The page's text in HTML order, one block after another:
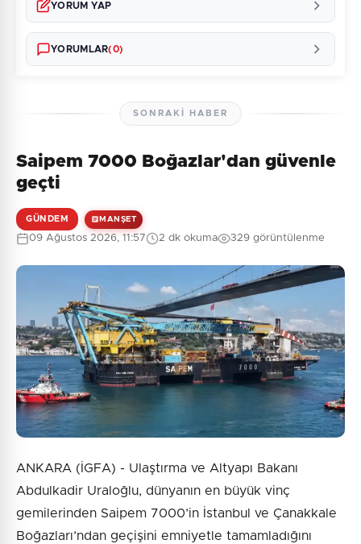
YORUM YAP
1 + 6 = ?
Gönder
YORUMLAR(0)
Henüz yorum yapılmamış. İlk yorumu siz yapın!
SONRAKI HABER
Saipem 7000 Boğazlar'dan güvenle
geçti
GÜNDEM MANŞET
09 Ağustos 2026, 11:57 2 dk okuma 329 görüntülenme
ANKARA (İGFA) - Ulaştırma ve Altyapı Bakanı
Abdulkadir Uraloğlu, dünyanın en büyük vinç
gemilerinden Saipem 7000’in İstanbul ve Çanakkale
Boğazları’ndan geçişini emniyetle tamamladığını